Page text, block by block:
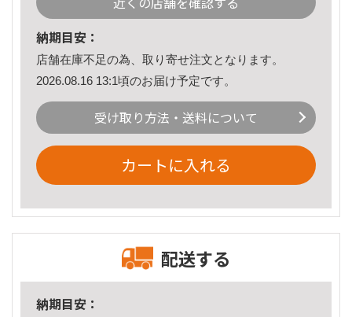
納期目安：
店舗在庫不足の為、取り寄せ注文となります。
2026.08.16 13:1頃のお届け予定です。
受け取り方法・送料について
カートに入れる
配送する
納期目安：